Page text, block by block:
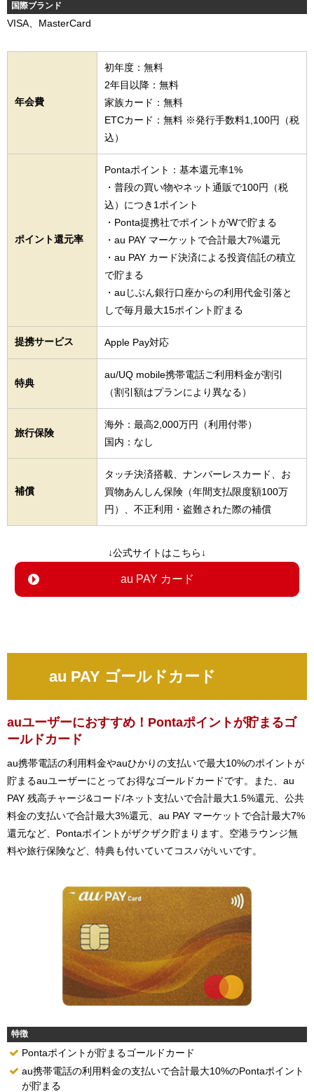
国際ブランド
VISA、MasterCard
年会費
初年度：無料
2年目以降：無料
家族カード：無料
ETCカード：無料 ※発行手数料1,100円（税
込）
ポイント還元率
Pontaポイント：基本還元率1%
・普段の買い物やネット通販で100円（税
込）につき1ポイント
・Ponta提携社でポイントがWで貯まる
・au PAY マーケットで合計最大7%還元
・au PAY カード決済による投資信託の積立
で貯まる
・auじぶん銀行口座からの利用代金引落と
しで毎月最大15ポイント貯まる
提携サービス Apple Pay対応
特典
au/UQ mobile携帯電話ご利用料金が割引
（割引額はプランにより異なる）
旅行保険
海外：最高2,000万円（利用付帯）
国内：なし
補償
タッチ決済搭載、ナンバーレスカード、お
買物あんしん保険（年間支払限度額100万
円）、不正利用・盗難された際の補償
↓公式サイトはこちら↓
au PAY カード
au PAY ゴールドカード
auユーザーにおすすめ！Pontaポイントが貯まるゴ
ールドカード
au携帯電話の利用料金やauひかりの支払いで最大10%のポイントが
貯まるauユーザーにとってお得なゴールドカードです。また、au
PAY 残高チャージ&コード/ネット支払いで合計最大1.5%還元、公共
料金の支払いで合計最大3%還元、au PAY マーケットで合計最大7%
還元など、Pontaポイントがザクザク貯まります。空港ラウンジ無
料や旅行保険など、特典も付いていてコスパがいいです。
特徴
Pontaポイントが貯まるゴールドカード
au携帯電話の利用料金の支払いで合計最大10%のPontaポイント
が貯まる